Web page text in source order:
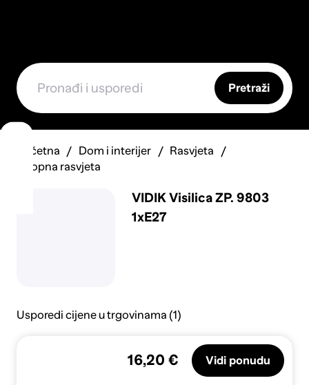
Pretraži
Početna Dom i interijer
Rasvjeta
Stropna rasvjeta
VIDIK Visilica ZP. 9803
1xE27
Usporedi cijene u trgovinama (1)
16,20 € Vidi ponudu